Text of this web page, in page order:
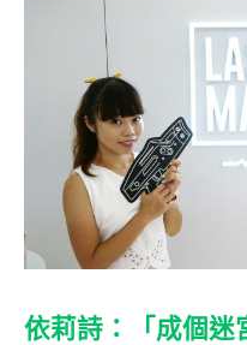
依莉詩：「成個迷